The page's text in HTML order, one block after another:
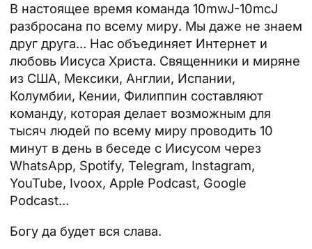
В настоящее время команда 10mwJ-10mcJ
разбросана по всему миру. Мы даже не знаем
друг друга... Нас объединяет Интернет и
любовь Иисуса Христа. Священники и миряне
из США, Мексики, Англии, Испании,
Колумбии, Кении, Филиппин составляют
команду, которая делает возможным для
тысяч людей по всему миру проводить 10
минут в день в беседе с Иисусом через
WhatsApp, Spotify, Telegram, Instagram,
YouTube, Ivoox, Apple Podcast, Google
Podcast...
Богу да будет вся слава.